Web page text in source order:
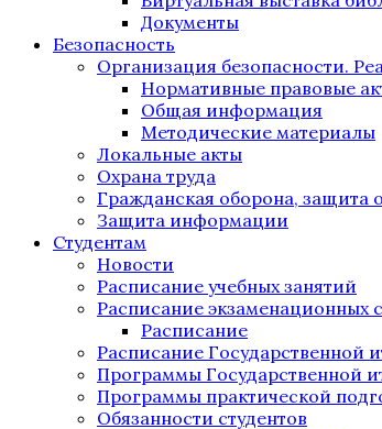
Документы
Безопасность
Организация безопасности.
Нормативные правовые
Общая информация
Методические материалы
Локальные акты
Охрана труда
Гражданская оборона, защита
Защита информации
Студентам
Новости
Расписание учебных занятий
Расписание экзаменационных
Расписание
Расписание Государственной
Программы Государственной
Программы практической
Обязанности студентов